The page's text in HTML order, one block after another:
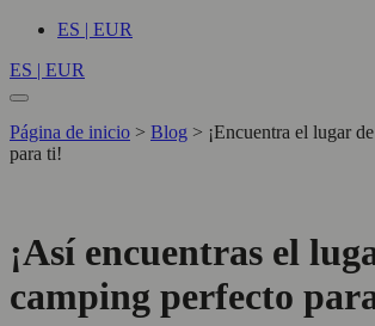
ES | EUR
ES | EUR
Página de inicio > Blog > ¡Encuentra el lugar
para ti!
¡Así encuentras el
camping perfecto